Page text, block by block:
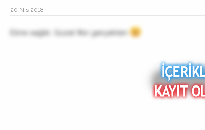
20 Nis 2018
Eline sağlık. Güzel fikir gerçekten